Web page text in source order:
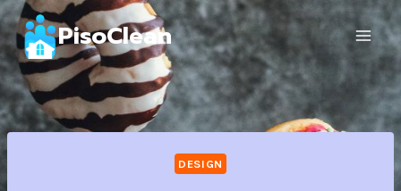
Saltar
al
contenido
PisoClean
DESIGN